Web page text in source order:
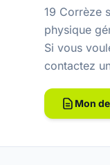
19 Corrèze
physique
Si vous
contactez
Mon